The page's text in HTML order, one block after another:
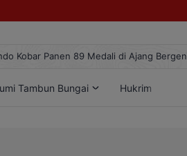
Kobar Panen 89 Medali di Ajang
Tambun Bungai Hukrim